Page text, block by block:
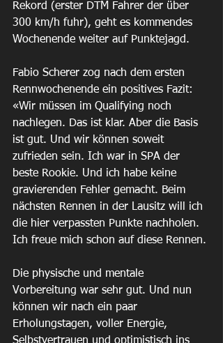
Rekord (erster DTM Fahrer der über
300 km/h fuhr), geht es kommendes
Wochenende weiter auf Punktejagd.
Fabio Scherer zog nach dem ersten
Rennwochenende ein positives Fazit:
«Wir müssen im Qualifying noch
nachlegen. Das ist klar. Aber die Basis
ist gut. Und wir können soweit
zufrieden sein. Ich war in SPA der
beste Rookie. Und ich habe keine
gravierenden Fehler gemacht. Beim
nächsten Rennen in der Lausitz will ich
die hier verpassten Punkte nachholen.
Ich freue mich schon auf diese Rennen.
Die physische und mentale
Vorbereitung war sehr gut. Und nun
können wir nach ein paar
Erholungstagen, voller Energie,